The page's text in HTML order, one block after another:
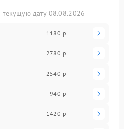
дату 08.08.2026
1180 р
2780 р
2540 р
940 р
1420 р